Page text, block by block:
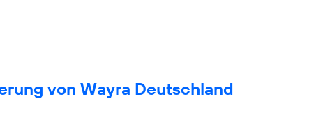
von Wayra Deutschland